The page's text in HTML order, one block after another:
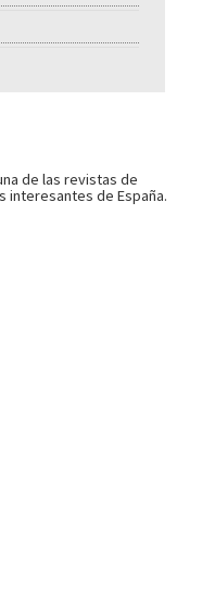
de las revistas de
interesantes de España.